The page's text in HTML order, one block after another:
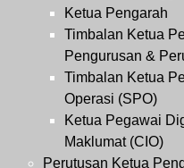
Ketua Pengarah
Timbalan Ketua
Pengurusan &
Timbalan Ketua
Operasi (SPO)
Ketua Pegawai
Maklumat (CIO)
Perutusan Ketua